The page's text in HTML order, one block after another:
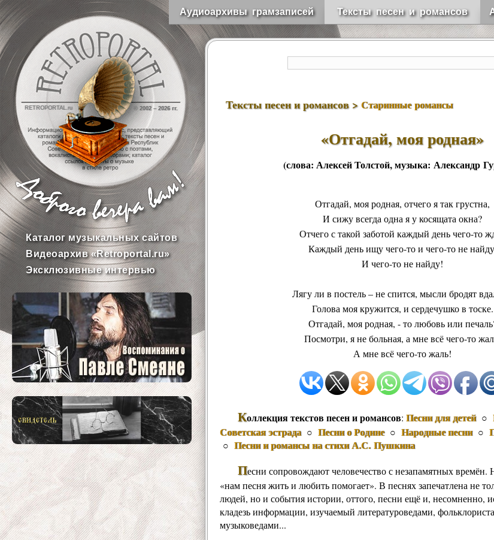
Аудиоархивы грамзаписей Тексты песен и романсов
RETROPORTAL.ru © 2002 – 2026 гг.
Каталог музыкальных сайтов
Видеоархив «Retroportal.ru»
Эксклюзивные интервью
Тексты песен и романсов > Старинные романсы
«Отгадай, моя родная»
(слова: Алексей Толстой, музыка: Александр
Отгадай, моя родная, отчего я так грустна,
И сижу всегда одна я у косящата окна?
Отчего с такой заботой каждый день чего-то
Каждый день ищу чего-то и чего-то не
И чего-то не найду!
Лягу ли в постель – не спится, мысли бродят
Голова моя кружится, и сердечушко в тоске.
Отгадай, моя родная, - то любовь или
Посмотри, я не больная, а мне всё чего-то
А мне всё чего-то жаль!
Коллекция текстов песен и романсов: Песни для детей○
Советская эстрада○ Песни о Родине○ Народные песни○
○ Песни и романсы на стихи А.С. Пушкина
Песни сопровождают человечество с незапамятных времён.
«нам песня жить и любить помогает». В песнях запечатлена не
людей, но и события истории, оттого, песни ещё и, несомненно,
кладезь информации, изучаемый литературоведами,
музыковедами...